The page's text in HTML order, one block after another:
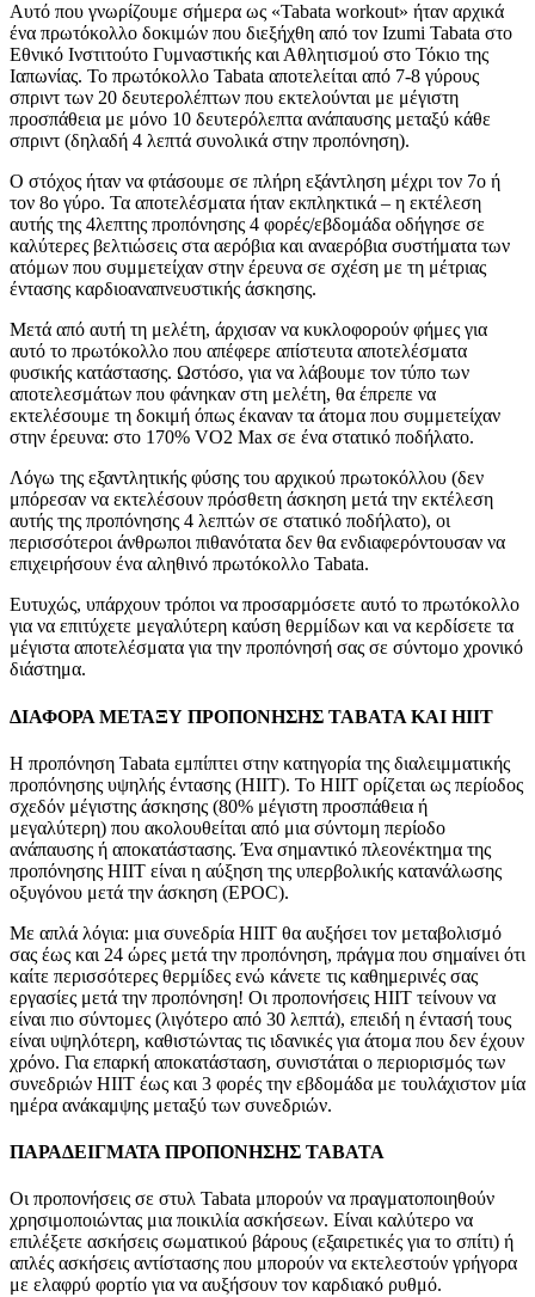
Αυτό που γνωρίζουμε σήμερα ως «Tabata workout» ήταν αρχικά
ένα πρωτόκολλο δοκιμών που διεξήχθη από τον Izumi Tabata στο
Εθνικό Ινστιτούτο Γυμναστικής και Αθλητισμού στο Τόκιο της
Ιαπωνίας. Το πρωτόκολλο Tabata αποτελείται από 7-8 γύρους
σπριντ των 20 δευτερολέπτων που εκτελούνται με μέγιστη
προσπάθεια με μόνο 10 δευτερόλεπτα ανάπαυσης μεταξύ κάθε
σπριντ (δηλαδή 4 λεπτά συνολικά στην προπόνηση).
Ο στόχος ήταν να φτάσουμε σε πλήρη εξάντληση μέχρι τον 7ο ή
τον 8ο γύρο. Τα αποτελέσματα ήταν εκπληκτικά – η εκτέλεση
αυτής της 4λεπτης προπόνησης 4 φορές/εβδομάδα οδήγησε σε
καλύτερες βελτιώσεις στα αερόβια και αναερόβια συστήματα των
ατόμων που συμμετείχαν στην έρευνα σε σχέση με τη μέτριας
έντασης καρδιοαναπνευστικής άσκησης.
Μετά από αυτή τη μελέτη, άρχισαν να κυκλοφορούν φήμες για
αυτό το πρωτόκολλο που απέφερε απίστευτα αποτελέσματα
φυσικής κατάστασης. Ωστόσο, για να λάβουμε τον τύπο των
αποτελεσμάτων που φάνηκαν στη μελέτη, θα έπρεπε να
εκτελέσουμε τη δοκιμή όπως έκαναν τα άτομα που συμμετείχαν
στην έρευνα: στο 170% VO2 Max σε ένα στατικό ποδήλατο.
Λόγω της εξαντλητικής φύσης του αρχικού πρωτοκόλλου (δεν
μπόρεσαν να εκτελέσουν πρόσθετη άσκηση μετά την εκτέλεση
αυτής της προπόνησης 4 λεπτών σε στατικό ποδήλατο), οι
περισσότεροι άνθρωποι πιθανότατα δεν θα ενδιαφερόντουσαν να
επιχειρήσουν ένα αληθινό πρωτόκολλο Tabata.
Ευτυχώς, υπάρχουν τρόποι να προσαρμόσετε αυτό το πρωτόκολλο
για να επιτύχετε μεγαλύτερη καύση θερμίδων και να κερδίσετε τα
μέγιστα αποτελέσματα για την προπόνησή σας σε σύντομο χρονικό
διάστημα.
ΔΙΑΦΟΡΑ ΜΕΤΑΞΥ ΠΡΟΠΟΝΗΣΗΣ TABATA ΚΑΙ HIIT
Η προπόνηση Tabata εμπίπτει στην κατηγορία της διαλειμματικής
προπόνησης υψηλής έντασης (HIIT). Το HIIT ορίζεται ως περίοδος
σχεδόν μέγιστης άσκησης (80% μέγιστη προσπάθεια ή
μεγαλύτερη) που ακολουθείται από μια σύντομη περίοδο
ανάπαυσης ή αποκατάστασης. Ένα σημαντικό πλεονέκτημα της
προπόνησης HIIT είναι η αύξηση της υπερβολικής κατανάλωσης
οξυγόνου μετά την άσκηση (EPOC).
Με απλά λόγια: μια συνεδρία HIIT θα αυξήσει τον μεταβολισμό
σας έως και 24 ώρες μετά την προπόνηση, πράγμα που σημαίνει ότι
καίτε περισσότερες θερμίδες ενώ κάνετε τις καθημερινές σας
εργασίες μετά την προπόνηση! Οι προπονήσεις HIIT τείνουν να
είναι πιο σύντομες (λιγότερο από 30 λεπτά), επειδή η έντασή τους
είναι υψηλότερη, καθιστώντας τις ιδανικές για άτομα που δεν έχουν
χρόνο. Για επαρκή αποκατάσταση, συνιστάται ο περιορισμός των
συνεδριών HIIT έως και 3 φορές την εβδομάδα με τουλάχιστον μία
ημέρα ανάκαμψης μεταξύ των συνεδριών.
ΠΑΡΑΔΕΙΓΜΑΤΑ ΠΡΟΠΟΝΗΣΗΣ TABATA
Οι προπονήσεις σε στυλ Tabata μπορούν να πραγματοποιηθούν
χρησιμοποιώντας μια ποικιλία ασκήσεων. Είναι καλύτερο να
επιλέξετε ασκήσεις σωματικού βάρους (εξαιρετικές για το σπίτι) ή
απλές ασκήσεις αντίστασης που μπορούν να εκτελεστούν γρήγορα
με ελαφρύ φορτίο για να αυξήσουν τον καρδιακό ρυθμό.